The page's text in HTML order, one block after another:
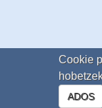
Cookie
ADOS